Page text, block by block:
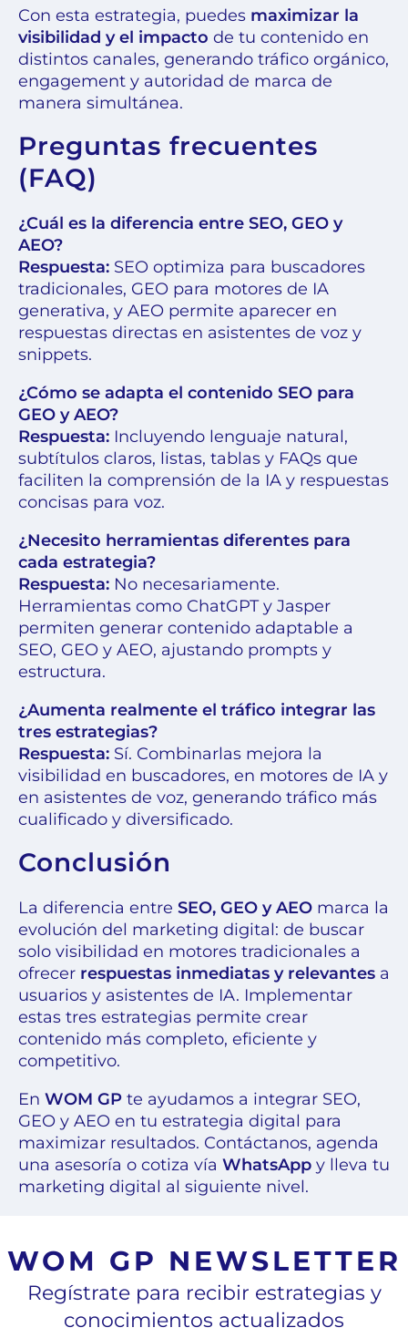
Con esta estrategia, puedes maximizar la
visibilidad y el impacto de tu contenido en
distintos canales, generando tráfico orgánico,
engagement y autoridad de marca de
manera simultánea.
Preguntas frecuentes
(FAQ)
¿Cuál es la diferencia entre SEO, GEO y
AEO?
Respuesta: SEO optimiza para buscadores
tradicionales, GEO para motores de IA
generativa, y AEO permite aparecer en
respuestas directas en asistentes de voz y
snippets.
¿Cómo se adapta el contenido SEO para
GEO y AEO?
Respuesta: Incluyendo lenguaje natural,
subtítulos claros, listas, tablas y FAQs que
faciliten la comprensión de la IA y respuestas
concisas para voz.
¿Necesito herramientas diferentes para
cada estrategia?
Respuesta: No necesariamente.
Herramientas como ChatGPT y Jasper
permiten generar contenido adaptable a
SEO, GEO y AEO, ajustando prompts y
estructura.
¿Aumenta realmente el tráfico integrar las
tres estrategias?
Respuesta: Sí. Combinarlas mejora la
visibilidad en buscadores, en motores de IA y
en asistentes de voz, generando tráfico más
cualificado y diversificado.
Conclusión
La diferencia entre SEO, GEO y AEO marca la
evolución del marketing digital: de buscar
solo visibilidad en motores tradicionales a
ofrecer respuestas inmediatas y relevantes a
usuarios y asistentes de IA. Implementar
estas tres estrategias permite crear
contenido más completo, eficiente y
competitivo.
En WOM GP te ayudamos a integrar SEO,
GEO y AEO en tu estrategia digital para
maximizar resultados. Contáctanos, agenda
una asesoría o cotiza vía WhatsApp y lleva tu
marketing digital al siguiente nivel.
WOM GP NEWSLETTER
Regístrate para recibir estrategias y
conocimientos actualizados